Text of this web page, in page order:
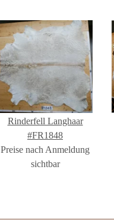
Rinderfell Langhaar
#FR1848
Preise nach Anmeldung
sichtbar